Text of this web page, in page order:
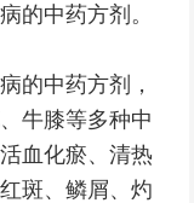
的中药方剂。
的中药方剂，
牛膝等多种中
血化瘀、清热
斑、鳞屑、灼